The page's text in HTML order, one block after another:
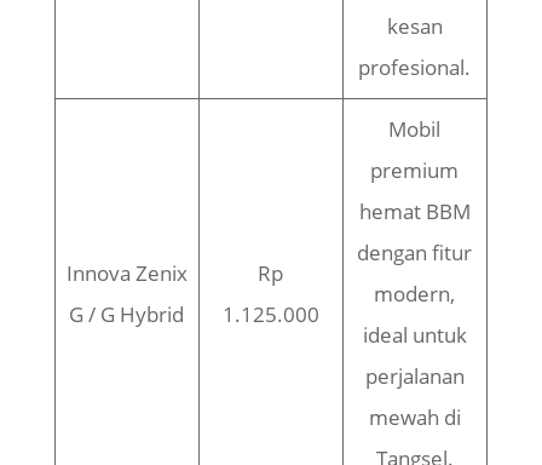
kesan
profesional.
Innova Zenix
G / G Hybrid
Rp
1.125.000
Mobil
premium
hemat BBM
dengan fitur
modern,
ideal untuk
perjalanan
mewah di
Tangsel.